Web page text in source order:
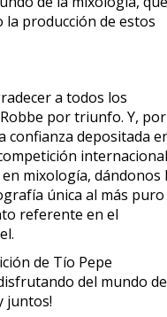
producción de estos
a todos los
por triunfo. Y, por
confianza depositada
internacional
mixología, dándonos
única al más puro
referente en el
de Tío Pepe
del mundo de
juntos!